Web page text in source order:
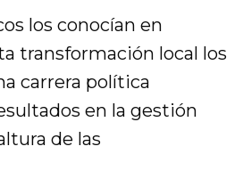
los conocían en
transformación local los
carrera política
en la gestión
de las